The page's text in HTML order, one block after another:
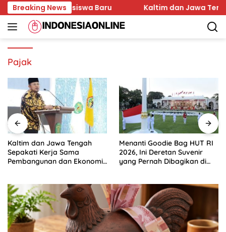
Skip
to
content
Breaking News
Mahasiswa Baru Kaltim dan Jawa Tengah
Pajak
Kaltim dan Jawa Tengah
Sepakati Kerja Sama
Pembangunan dan Ekonomi
Menanti Goodie Bag HUT RI
2026, Ini Deretan Suvenir
yang Pernah Dibagikan di